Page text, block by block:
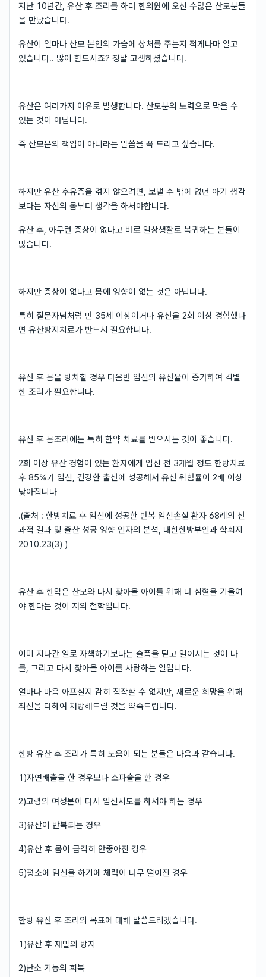
지난 10년간, 유산 후 조리를 하러 한의원에 오신 수많은 산모분들
을 만났습니다.
유산이 얼마나 산모 본인의 가슴에 상처를 주는지 적게나마 알고
있습니다.. 많이 힘드시죠? 정말 고생하셨습니다.
유산은 여러가지 이유로 발생합니다. 산모분의 노력으로 막을 수
있는 것이 아닙니다.
즉 산모분의 책임이 아니라는 말씀을 꼭 드리고 싶습니다.
하지만 유산 후유증을 겪지 않으려면, 보낼 수 밖에 없던 아기 생각
보다는 자신의 몸부터 생각을 하셔야합니다.
유산 후, 아무런 증상이 없다고 바로 일상생활로 복귀하는 분들이
많습니다.
하지만 증상이 없다고 몸에 영향이 없는 것은 아닙니다.
특히 질문자님처럼 만 35세 이상이거나 유산을 2회 이상 경험했다
면 유산방지치료가 반드시 필요합니다.
유산 후 몸을 방치할 경우 다음번 임신의 유산율이 증가하여 각별
한 조리가 필요합니다.
유산 후 몸조리에는 특히 한약 치료를 받으시는 것이 좋습니다.
2회 이상 유산 경험이 있는 환자에게 임신 전 3개월 정도 한방치료
후 85%가 임신, 건강한 출산에 성공해서 유산 위험률이 2배 이상
낮아집니다
.(출처 : 한방치료 후 임신에 성공한 반복 임신손실 환자 68례의 산
과적 결과 및 출산 성공 영향 인자의 분석, 대한한방부인과 학회지
2010.23(3) )
유산 후 한약은 산모와 다시 찾아올 아이를 위해 더 심혈을 기울여
야 한다는 것이 저의 철학입니다.
이미 지나간 일로 자책하기보다는 슬픔을 딛고 일어서는 것이 나
를, 그리고 다시 찾아올 아이를 사랑하는 일입니다.
얼마나 마음 아프실지 감히 짐작할 수 없지만, 새로운 희망을 위해
최선을 다하여 처방해드릴 것을 약속드립니다.
한방 유산 후 조리가 특히 도움이 되는 분들은 다음과 같습니다.
1)자연배출을 한 경우보다 소파술을 한 경우
2)고령의 여성분이 다시 임신시도를 하셔야 하는 경우
3)유산이 반복되는 경우
4)유산 후 몸이 급격히 안좋아진 경우
5)평소에 임신을 하기에 체력이 너무 떨어진 경우
한방 유산 후 조리의 목표에 대해 말씀드리겠습니다.
1)유산 후 재발의 방지
2)난소 기능의 회복